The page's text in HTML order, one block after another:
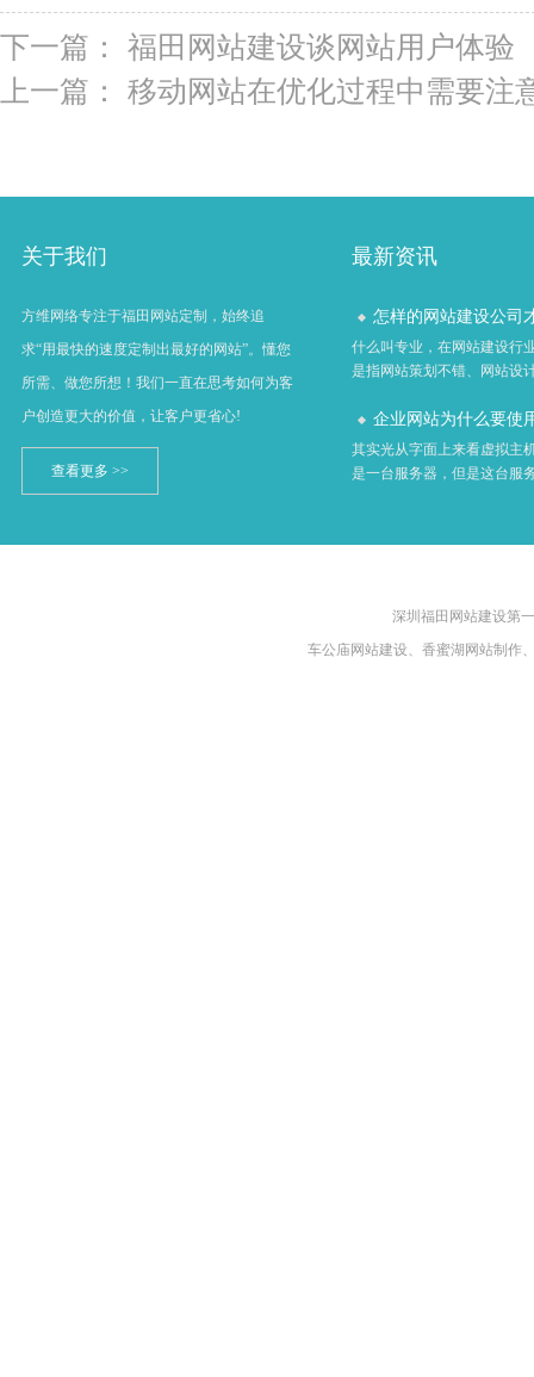
下一篇： 福田网站建设谈网站用户体验
上一篇： 移动网站在优化过程中需要注
关于我们
方维网络专注于福田网站定制，始终追
求“用最快的速度定制出最好的网站”。懂您
所需、做您所想！我们一直在思考如何为客
户创造更大的价值，让客户更省心!
查看更多 >>
最新资讯
怎样的网站建设公司
什么叫专业，在网站建设行
是指网站策划不错、网站设
企业网站为什么要使
其实光从字面上来看虚拟主
是一台服务器，但是这台服
深圳福田网站建设第
车公庙网站建设、香蜜湖网站制作